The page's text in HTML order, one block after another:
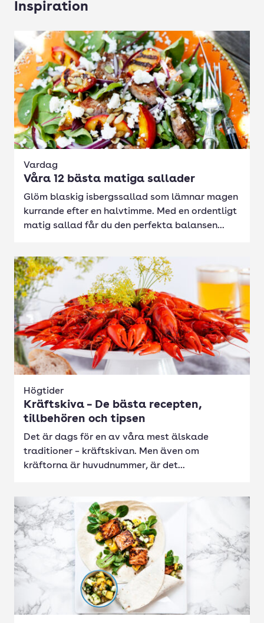
Inspiration
Vardag
Våra 12 bästa matiga sallader
Glöm blaskig isbergssallad som lämnar magen
kurrande efter en halvtimme. Med en ordentligt
matig sallad får du den perfekta balansen...
Högtider
Kräftskiva – De bästa recepten,
tillbehören och tipsen
Det är dags för en av våra mest älskade
traditioner – kräftskivan. Men även om
kräftorna är huvudnummer, är det...